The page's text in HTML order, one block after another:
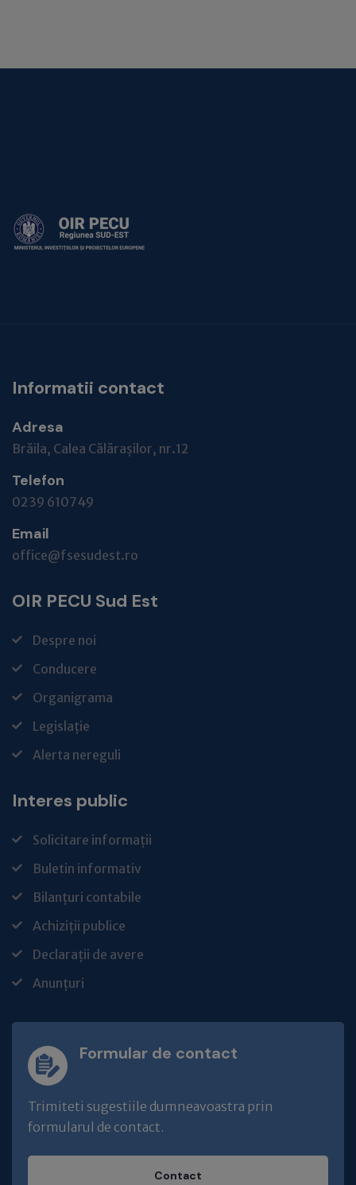
Informatii contact
Adresa
Brăila, Calea Călărașilor, nr.12
Telefon
0239 610749
Email
office@fsesudest.ro
OIR PECU Sud Est
Despre noi
Conducere
Organigrama
Legislație
Alerta nereguli
Interes public
Solicitare informații
Buletin informativ
Bilanțuri contabile
Achiziții publice
Declarații de avere
Anunțuri
Formular de contact
Trimiteti sugestiile dumneavoastra prin
formularul de contact.
Contact